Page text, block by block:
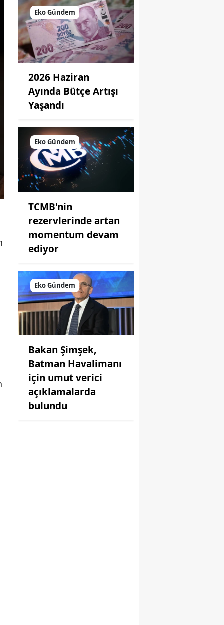
Eko Gündem
2026 Haziran
Ayında Bütçe Artışı
Yaşandı
Eko Gündem
TCMB'nin
rezervlerinde artan
momentum devam
ediyor
Eko Gündem
Bakan Şimşek,
Batman Havalimanı
için umut verici
açıklamalarda
bulundu